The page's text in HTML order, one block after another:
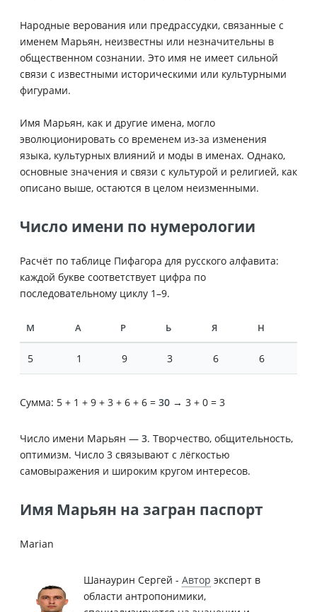
Народные верования или предрассудки, связанные с
именем Марьян, неизвестны или незначительны в
общественном сознании. Это имя не имеет сильной
связи с известными историческими или культурными
фигурами.
Имя Марьян, как и другие имена, могло
эволюционировать со временем из-за изменения
языка, культурных влияний и моды в именах. Однако,
основные значения и связи с культурой и религией, как
описано выше, остаются в целом неизменными.
Число имени по нумерологии
Расчёт по таблице Пифагора для русского алфавита:
каждой букве соответствует цифра по
последовательному циклу 1–9.
М А Р Ь Я Н
5 1 9 3 6 6
Сумма: 5 + 1 + 9 + 3 + 6 + 6 = 30 → 3 + 0 = 3
Число имени Марьян — 3. Творчество, общительность,
оптимизм. Число 3 связывают с лёгкостью
самовыражения и широким кругом интересов.
Имя Марьян на загран паспорт
Marian
Шанаурин Сергей - Автор эксперт в
области антропонимики,